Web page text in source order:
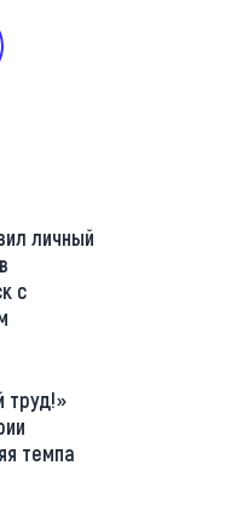
личный
с
труд!»
темпа